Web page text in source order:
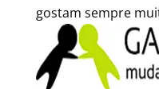
gostam sempre